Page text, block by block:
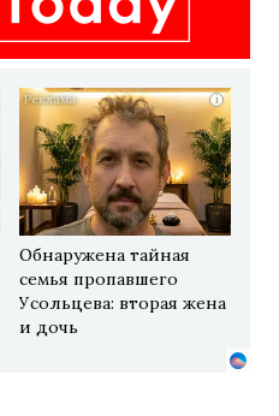
i
Обнаружена тайная
семья пропавшего
Усольцева: вторая жена
и дочь